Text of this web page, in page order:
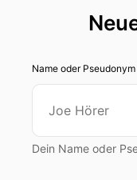
Name oder Pseudonym
Dein Name oder